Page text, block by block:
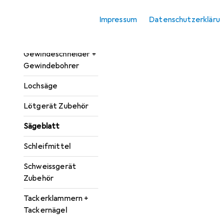
Impressum
Gewindeschneider +
Gewindebohrer
Lochsäge
Lötgerät Zubehör
Sägeblatt
Schleifmittel
Schweissgerät
Zubehör
Tackerklammern +
Tackernägel